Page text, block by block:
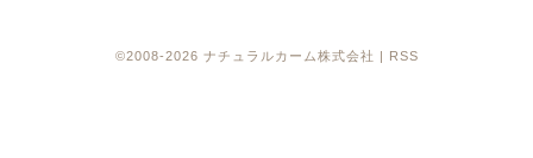
©2008-2026 ナチュラルカーム株式会社 RSS